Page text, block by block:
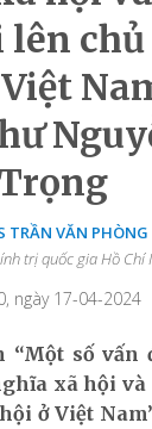
lên
TRẦN VĂN PHÒNG
trị quốc gia Hồ Chí
ngày 17-04-2024
“Một số
xã hội và
ở Việt